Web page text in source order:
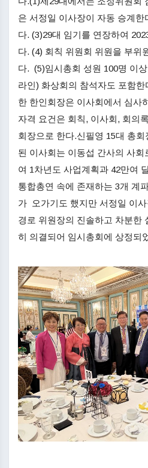
은 서정일 이사장이 자동 승계한
다. (3)29대 임기를 연장하여
다. (4) 회칙 위원회 위원을 부위
다. (5)임시총회 성원 100명 이
라인) 화상회의 참석자도 포함
한 한인회장은 이사회에서 심사
자격 요건은 회칙, 이사회, 회의
회장으로 한다.신필영 15대 총
된 이사회는 이동섭 간사의 사
여 1차년도 사업계획과 42만여
통합총연 속에 존재하는 3개 계
가 오가기도 했지만 서정일 이
경로 위원장의 진솔하고 차분한
히 의결되어 임시총회에 상정되